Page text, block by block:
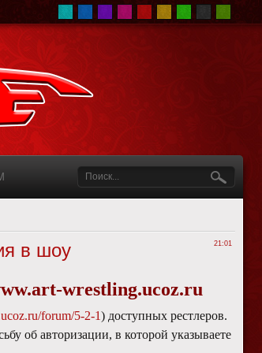
21:01
в шоу
wrestling.ucoz.ru
forum/5-2-1) доступных рестлеров.
об авторизации, в которой указываете